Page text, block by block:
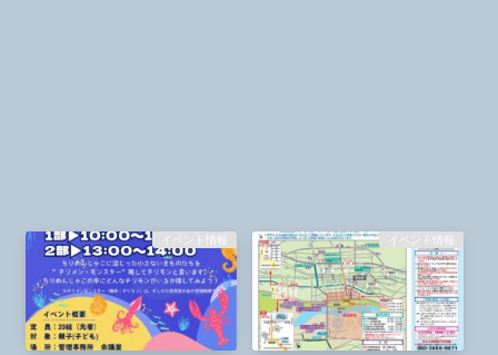
イベント情報 イベント情報